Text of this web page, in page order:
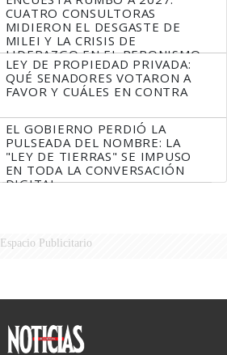
FUEGO
CUATRO CONSULTORAS
MIDIERON EL DESGASTE DE
MILEI Y LA CRISIS DE
LIDERAZGO EN EL PERONISMO
LEY DE PROPIEDAD PRIVADA:
QUÉ SENADORES VOTARON A
FAVOR Y CUÁLES EN CONTRA
EL GOBIERNO PERDIÓ LA
PULSEADA DEL NOMBRE: LA
"LEY DE TIERRAS" SE IMPUSO
EN TODA LA CONVERSACIÓN
DIGITAL
Espacio Publicitario